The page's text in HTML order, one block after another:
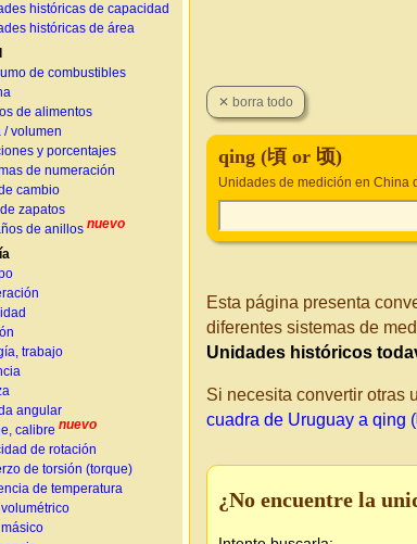
históricas de capacidad
históricas de área
de combustibles
de alimentos
/ volumen
y porcentajes
de numeración
cambio
zapatos
de anillos nuevo
trabajo
angular
calibre nuevo
de rotación
de torsión (torque)
de temperatura
qing (頃 or 顷)
Unidades de medición en China
Esta página presenta
diferentes sistemas de
Unidades históricos
Si necesita convertir otras
cuadra de Uruguay a qing
¿No encuentre la